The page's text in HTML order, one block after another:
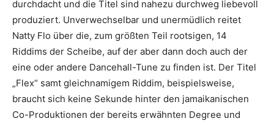
durchdacht und die Titel sind nahezu durchweg liebevoll
produziert. Unverwechselbar und unermüdlich reitet
Natty Flo über die, zum größten Teil rootsigen, 14
Riddims der Scheibe, auf der aber dann doch auch der
eine oder andere Dancehall-Tune zu finden ist. Der Titel
„Flex“ samt gleichnamigem Riddim, beispielsweise,
braucht sich keine Sekunde hinter den jamaikanischen
Co-Produktionen der bereits erwähnten Degree und